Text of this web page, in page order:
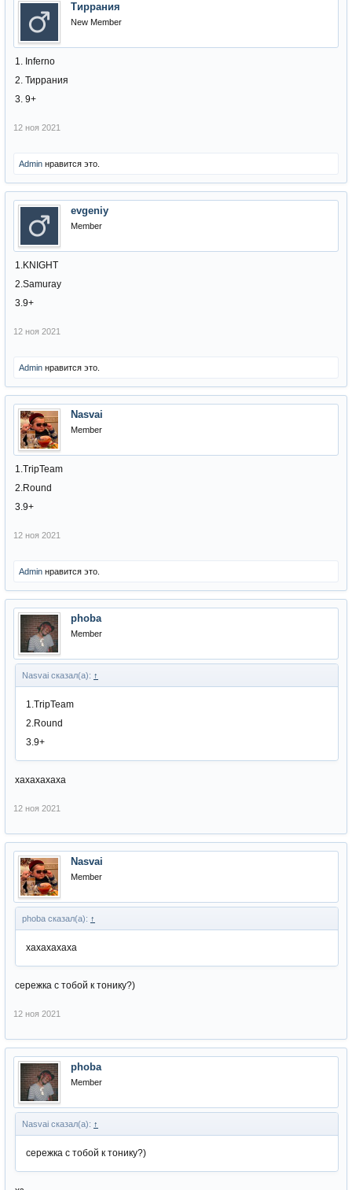
Тиррания
New Member
1. Inferno
2. Тиррания
3. 9+
12 ноя 2021
Admin нравится это.
evgeniy
Member
1.KNIGHT
2.Samuray
3.9+
12 ноя 2021
Admin нравится это.
Nasvai
Member
1.TripTeam
2.Round
3.9+
12 ноя 2021
Admin нравится это.
phoba
Member
Nasvai сказал(а): ↑
1.TripTeam
2.Round
3.9+
хахахахаха
12 ноя 2021
Nasvai
Member
phoba сказал(а): ↑
хахахахаха
сережка с тобой к тонику?)
12 ноя 2021
phoba
Member
Nasvai сказал(а): ↑
сережка с тобой к тонику?)